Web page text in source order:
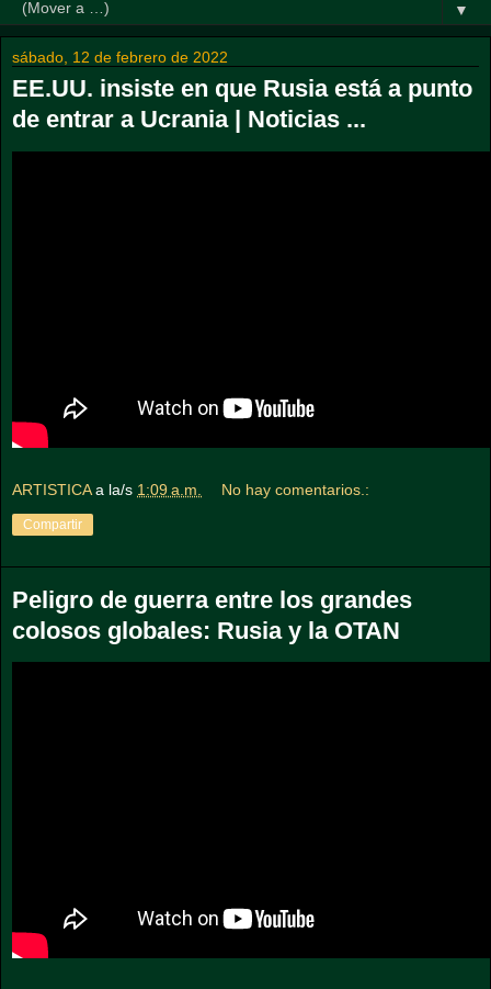
▼
sábado, 12 de febrero de 2022
EE.UU. insiste en que Rusia está a punto
de entrar a Ucrania | Noticias ...
ARTISTICA a la/s 1:09 a.m. No hay comentarios.:
Compartir
Peligro de guerra entre los grandes
colosos globales: Rusia y la OTAN